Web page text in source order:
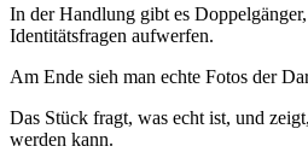
In der Handlung gibt es
Identitätsfragen aufwerfen.
Am Ende sieh man echte Fotos der
Das Stück fragt, was echt ist, und
werden kann.